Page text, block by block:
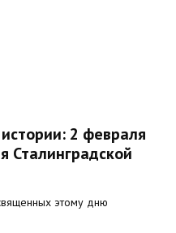
2 февраля
Сталинградской
этому дню